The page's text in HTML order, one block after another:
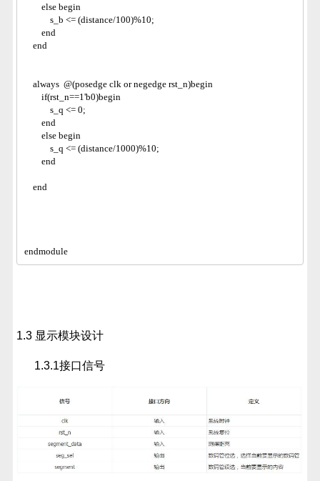
else begin
s_b <= (distance/100)%10;
end
end
always  @(posedge clk or negedge rst_n)begin
if(rst_n==1'b0)begin
s_q <= 0;
end
else begin
s_q <= (distance/1000)%10;
end
end
endmodule
1.3 显示模块设计
1.3.1接口信号